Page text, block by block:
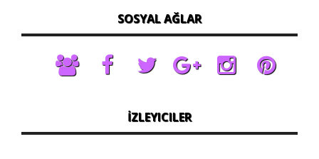
SOSYAL AĞLAR
İZLEYICILER